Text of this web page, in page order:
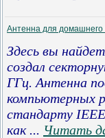
Антенна для домашнего
Здесь вы
создал
ГГц. Антенна
компьютерных
стандарту
как ... Читать